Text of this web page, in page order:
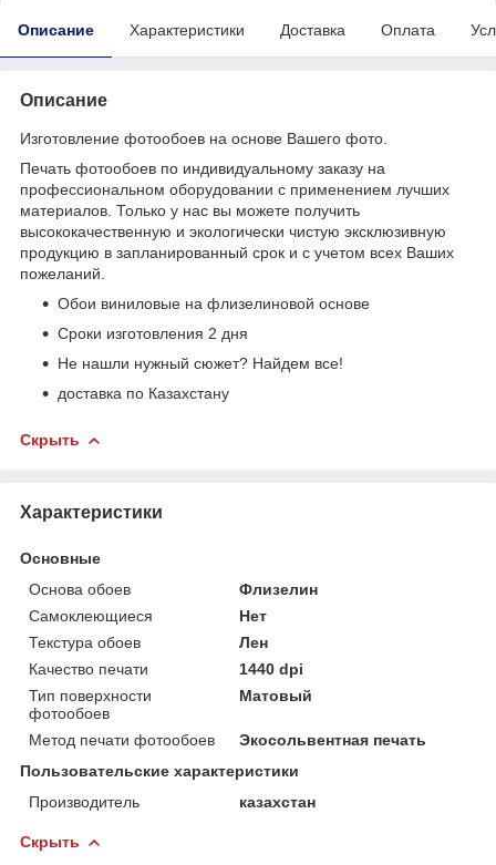
Описание Характеристики Доставка Оплата
Описание
Изготовление фотообоев на основе Вашего фото.
Печать фотообоев по индивидуальному заказу на
профессиональном оборудовании с применением лучших
материалов. Только у нас вы можете получить
высококачественную и экологически чистую эксклюзивную
продукцию в запланированный срок и с учетом всех Ваших
пожеланий.
Обои виниловые на флизелиновой основе
Сроки изготовления 2 дня
Не нашли нужный сюжет? Найдем все!
доставка по Казахстану
Скрыть
Характеристики
Основные
Основа обоев
Флизелин
Самоклеющиеся
Нет
Текстура обоев
Лен
Качество печати
1440 dpi
Тип поверхности
фотообоев
Матовый
Метод печати фотообоев
Экосольвентная печать
Пользовательские характеристики
Производитель
казахстан
Скрыть